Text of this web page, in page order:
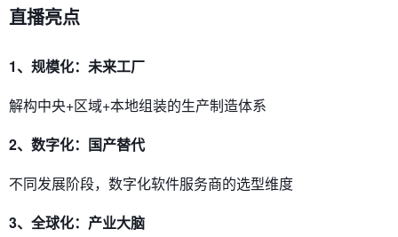
直播亮点
1、规模化：未来工厂
解构中央+区域+本地组装的生产制造体系
2、数字化：国产替代
不同发展阶段，数字化软件服务商的选型维度
3、全球化：产业大脑